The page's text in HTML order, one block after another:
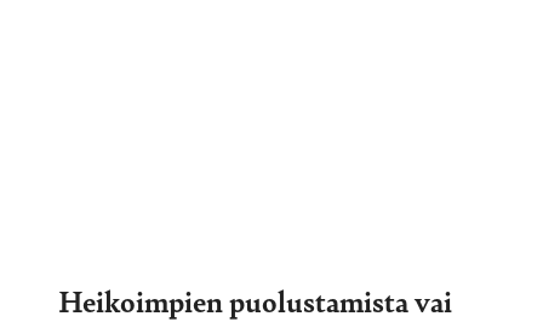
Heikoimpien puolustamista vai